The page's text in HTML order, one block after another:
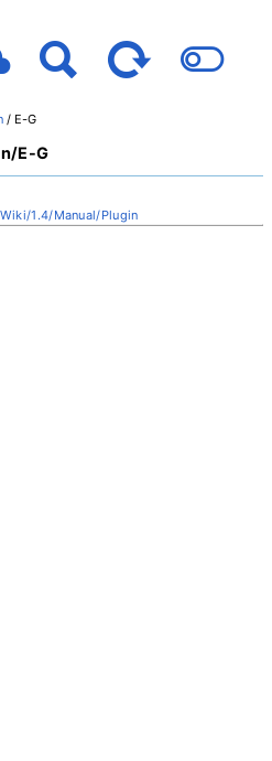
/ E-G
E-G
1.4/Manual/Plugin